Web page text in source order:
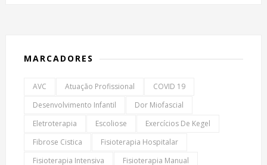
MARCADORES
AVC Atuação Profissional
COVID 19
Desenvolvimento Infantil
Dor Miofascial
Eletroterapia
Escoliose
Exercícios De Kegel
Fibrose Cistica
Fisioterapia Hospitalar
Fisioterapia Intensiva
Fisioterapia Manual